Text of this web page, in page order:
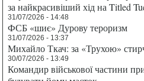
за найкрасивіший хід на Titled
31/07/2026 - 14:48
ФСБ «шиє» Дурову тероризм
31/07/2026 - 13:37
Михайло Ткач: за «Трухою»
30/07/2026 - 13:49
Командир військової частини